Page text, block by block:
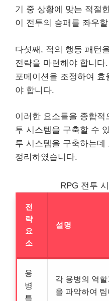
기 중 상황에 맞는 적절
이 전투의 승패를 좌우
다섯째, 적의 행동 패턴
전략을 마련해야 합니다
포메이션을 조정하여 효
야 합니다.
이러한 요소들을 종합적
투 시스템을 구축할 수
투 시스템을 구축하는
정리하였습니다.
RPG 전투
전
략
요
소
설명
용
병
특
각 용병의 역할
을 파악하여 팀